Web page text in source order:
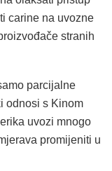
carine na uvozne
stranih
parcijalne
odnosi s Kinom
uvozi mnogo
promijeniti u